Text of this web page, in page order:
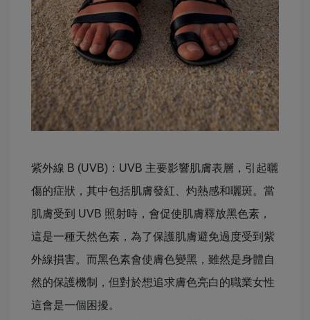
紫外線 B (UVB)：UVB 主要影響肌膚表層，引起曬
傷的症狀，其中包括肌膚發紅、灼熱感和曬斑。當
肌膚受到 UVB 照射時，會促使肌膚釋放黑色素，
這是一種天然色素，為了保護肌膚避免過度受到紫
外線損害。而黑色素會使膚色變黑，雖然是身體自
然的保護機制，但對於想追求膚色亮白的職業女性
這會是一個困擾。